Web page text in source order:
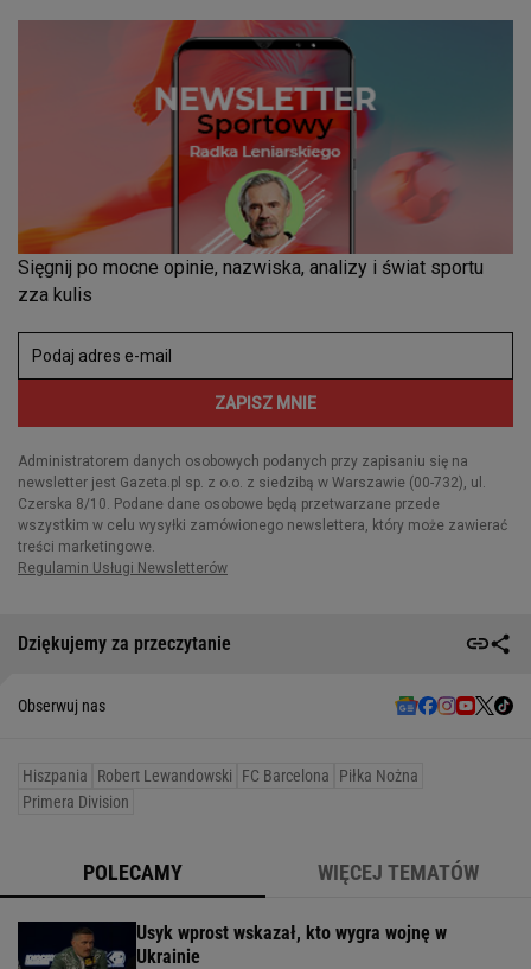
Dziękujemy za przeczytanie
Obserwuj nas
Hiszpania Robert Lewandowski FC Barcelona
Piłka Nożna
Primera Division
POLECAMY WIĘCEJ TEMATÓW
Usyk wprost wskazał, kto wygra wojnę w
Ukrainie